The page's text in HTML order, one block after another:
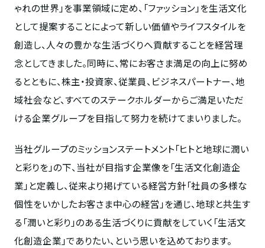
ゃれの世界」を事業領域に定め、「ファッション」を生活文化
として提案することによって新しい価値やライフスタイルを
創造し、人々の豊かな生活づくりへ貢献することを経営理
念としてきました。同時に、常にお客さま満足の向上に努め
るとともに、株主・投資家、従業員、ビジネスパートナー、地
域社会など、すべてのステークホルダーからご満足いただ
ける企業グループを目指して努力を続けてまいりました。
当社グループのミッションステートメント「ヒトと地球に潤い
と彩りを」の下、当社が目指す企業像を「生活文化創造企
業」と定義し、従来より掲げている経営方針「社員の多様な
個性をいかしたお客さま中心の経営」を通じ、地球と共生す
る「潤いと彩り」のある生活づくりに貢献をしていく「生活文
化創造企業」でありたい、という思いを込めております。